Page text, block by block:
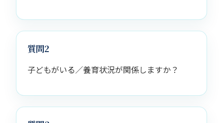
質問2
子どもがいる／養育状況が関係しますか？